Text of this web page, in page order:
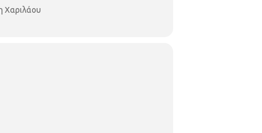
Χαριλάου